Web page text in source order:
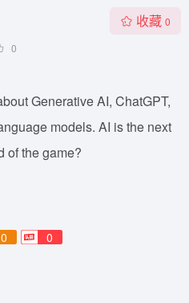
0
收藏 0
Generative AI, ChatGPT,
models. AI is the next
of the game?
0 0